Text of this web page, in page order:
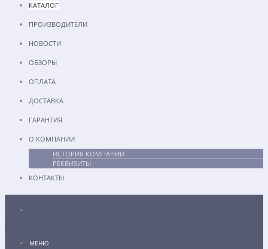
КАТАЛОГ
ПРОИЗВОДИТЕЛИ
НОВОСТИ
ОБЗОРЫ
ОПЛАТА
ДОСТАВКА
ГАРАНТИЯ
О КОМПАНИИ
ИСТОРИЯ КОМПАНИИ
РЕКВИЗИТЫ
КОНТАКТЫ
МЕНЮ